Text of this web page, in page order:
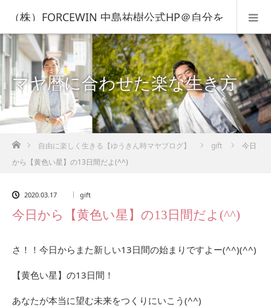
（株）FORCEWIN 中島祐樹公式HP＠自分を
知って人生を変える！
マヤ暦に合わせた楽な生き方
ホーム自由に楽しく生きる【ゆうきん時マヤブログ】 gift
今日
から【黄色い星】の13日間だよ(^^)
2020.03.17 gift
今日から【黄色い星】の13日間だよ(^^)
さ！！今日からまた新しい13日間の始まりですよー(^^)(^^)
【黄色い星】の13日間！
あなたが本当に望む未来をつくりにいこう(^^)